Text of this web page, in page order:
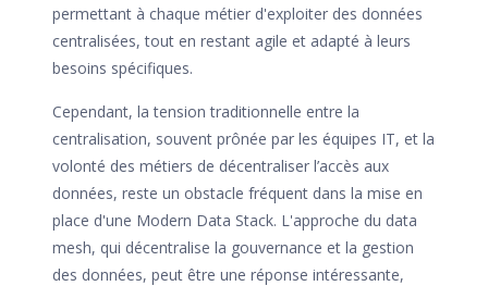
permettant à chaque métier d'exploiter des données
centralisées, tout en restant agile et adapté à leurs
besoins spécifiques.
Cependant, la tension traditionnelle entre la
centralisation, souvent prônée par les équipes IT, et la
volonté des métiers de décentraliser l’accès aux
données, reste un obstacle fréquent dans la mise en
place d'une Modern Data Stack. L'approche du data
mesh, qui décentralise la gouvernance et la gestion
des données, peut être une réponse intéressante,